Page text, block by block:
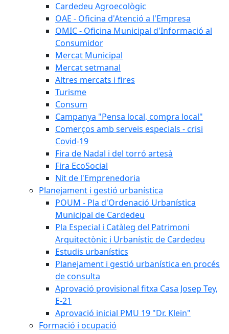
Cardedeu Agroecològic
OAE - Oficina d'Atenció a l'Empresa
OMIC - Oficina Municipal d'Informació al
Consumidor
Mercat Municipal
Mercat setmanal
Altres mercats i fires
Turisme
Consum
Campanya "Pensa local, compra local"
Comerços amb serveis especials - crisi
Covid-19
Fira de Nadal i del torró artesà
Fira EcoSocial
Nit de l'Emprenedoria
Planejament i gestió urbanística
POUM - Pla d'Ordenació Urbanística
Municipal de Cardedeu
Pla Especial i Catàleg del Patrimoni
Arquitectònic i Urbanístic de Cardedeu
Estudis urbanístics
Planejament i gestió urbanística en procés
de consulta
Aprovació provisional fitxa Casa Josep Tey,
E-21
Aprovació inicial PMU 19 "Dr. Klein"
Formació i ocupació